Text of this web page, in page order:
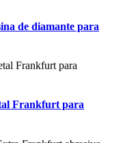
de diamante para
Frankfurt para